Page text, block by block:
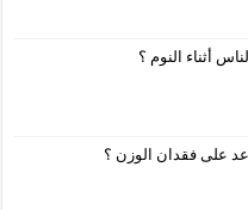
أثناء النوم ؟
على فقدان الوزن ؟